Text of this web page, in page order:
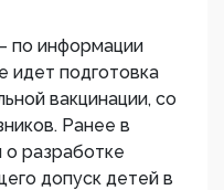
по информации
идет подготовка
вакцинации, со
Ранее в
разработке
допуск детей в